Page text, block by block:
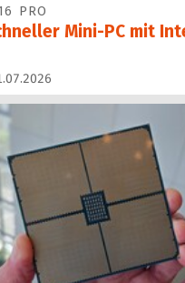
PRO
Mini-PC mit